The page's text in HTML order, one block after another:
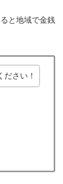
と地域で金銭
ださい！